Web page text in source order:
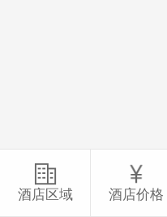
酒店区域 酒店价格